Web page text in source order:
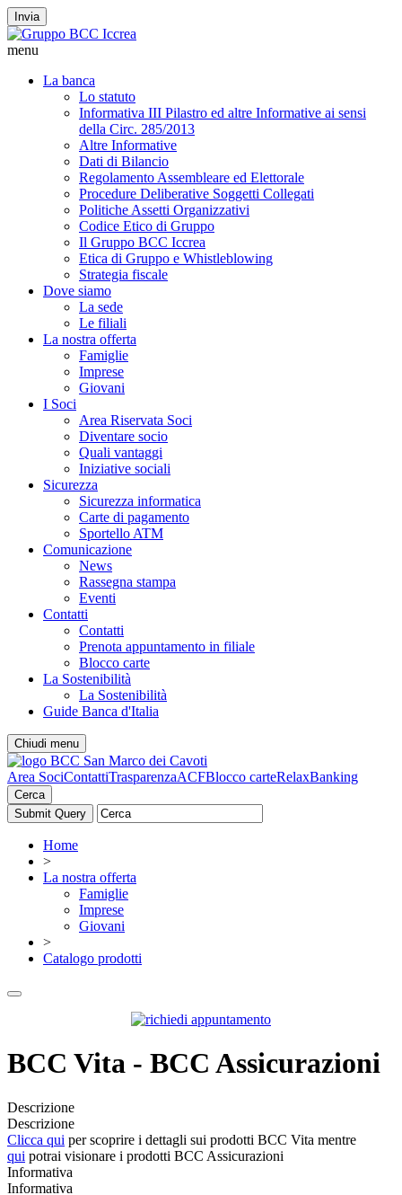
Invia
menu
La banca
Lo statuto
Informativa III Pilastro ed altre Informative ai sensi
della Circ. 285/2013
Altre Informative
Dati di Bilancio
Regolamento Assembleare ed Elettorale
Procedure Deliberative Soggetti Collegati
Politiche Assetti Organizzativi
Codice Etico di Gruppo
Il Gruppo BCC Iccrea
Etica di Gruppo e Whistleblowing
Strategia fiscale
Dove siamo
La sede
Le filiali
La nostra offerta
Famiglie
Imprese
Giovani
I Soci
Area Riservata Soci
Diventare socio
Quali vantaggi
Iniziative sociali
Sicurezza
Sicurezza informatica
Carte di pagamento
Sportello ATM
Comunicazione
News
Rassegna stampa
Eventi
Contatti
Contatti
Prenota appuntamento in filiale
Blocco carte
La Sostenibilità
La Sostenibilità
Guide Banca d'Italia
Chiudi menu
Area SociContattiTrasparenzaACFBlocco carteRelaxBanking
Cerca
Home
>
La nostra offerta
Famiglie
Imprese
Giovani
>
Catalogo prodotti
BCC Vita - BCC Assicurazioni
Descrizione
Descrizione
Clicca qui per scoprire i dettagli sui prodotti BCC Vita mentre
qui potrai visionare i prodotti BCC Assicurazioni
Informativa
Informativa